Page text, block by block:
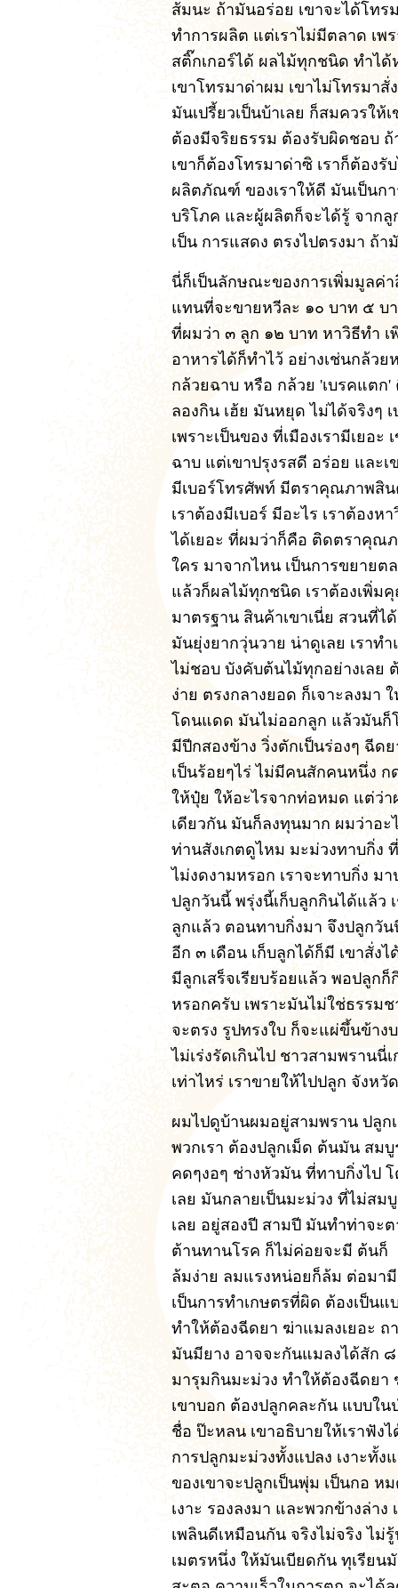
ส้มนะ ถ้ามันอร่อย เขาจะได้โทร
ทำการผลิต แต่เราไม่มีตลาด เพ
สติ๊กเกอร์ได้ ผลไม้ทุกชนิด ทำไ
เขาโทรมาด่าผม เขาไม่โทรมา
มันเปรี้ยวเป็นบ้าเลย ก็สมควรให้เ
ต้องมีจริยธรรม ต้องรับผิดชอบ ถ้
เขาก็ต้องโทรมาด่าซิ เราก็ต้องรั
ผลิตภัณฑ์ ของเราให้ดี มันเป็นก
บริโภค และผู้ผลิตก็จะได้รู้ จากลู
เป็น การแสดง ตรงไปตรงมา ถ้า
นี่ก็เป็นลักษณะของการเพิ่มมูลค่
แทนที่จะขายหวีละ ๑๐ บาท ๕ บ
ที่ผมว่า ๓ ลูก ๑๒ บาท หาวิธีทำ
อาหารได้ก็ทำไว้ อย่างเช่นกล้ว
กล้วยฉาบ หรือ กล้วย 'เบรคแตก'
ลองกิน เฮ้ย มันหยุด ไม่ได้จริงๆ
เพราะเป็นของ ที่เมืองเรามีเยอ
ฉาบ แต่เขาปรุงรสดี อร่อย และ
มีเบอร์โทรศัพท์ มีตราคุณภาพสิ
เราต้องมีเบอร์ มีอะไร เราต้อง
ได้เยอะ ที่ผมว่าก็คือ ติดตราคุณภ
ใคร มาจากไหน เป็นการขยายต
แล้วก็ผลไม้ทุกชนิด เราต้องเพิ่ม
มาตรฐาน สินค้าเขาเนี่ย สวนที่ไ
มันยุ่งยากวุ่นวาย น่าดูเลย เรา
ไม่ชอบ บังคับต้นไม้ทุกอย่างเลย
ง่าย ตรงกลางยอด ก็เจาะลงมา
โดนแดด มันไม่ออกลูก แล้วมันก็
มีปีกสองข้าง วิ่งตักเป็นร่องๆ ฉีด
เป็นร้อยๆไร่ ไม่มีคนสักคนหนึ่ง
ให้ปุ๋ย ให้อะไรจากท่อหมด แต่
เดียวกัน มันก็ลงทุนมาก ผมว่าอ
ท่านสังเกตดูไหม มะม่วงทาบกิ่ง
ไม่งดงามหรอก เราจะทาบกิ่ง ม
ปลูกวันนี้ พรุ่งนี้เก็บลูกกินได้แล้ว
ลูกแล้ว ตอนทาบกิ่งมา จึงปลูกวัน
อีก ๓ เดือน เก็บลูกได้ก็มี เขาสั่ง
มีลูกเสร็จเรียบร้อยแล้ว พอปลูก
หรอกครับ เพราะมันไม่ใช่ธรรม
จะตรง รูปทรงใบ ก็จะแผ่ขึ้นข้าง
ไม่เร่งรัดเกินไป ชาวสามพรานนี่
เท่าไหร่ เราขายให้ไปปลูก จังห
ผมไปดูบ้านผมอยู่สามพราน ปลูก
พวกเรา ต้องปลูกเม็ด ต้นมัน สม
คดๆงอๆ ช่างหัวมัน ที่ทาบกิ่งไป
เลย มันกลายเป็นมะม่วง ที่ไม่ส
เลย อยู่สองปี สามปี มันทำท่าจะ
ต้านทานโรค ก็ไม่ค่อยจะมี ต้นก็
ล้มง่าย ลมแรงหน่อยก็ล้ม ต่อมา
เป็นการทำเกษตรที่ผิด ต้องเป็น
ทำให้ต้องฉีดยา ฆ่าแมลงเยอะ ถ
มันมียาง อาจจะกันแมลงได้สัก
มารุมกินมะม่วง ทำให้ต้องฉีดยา
เขาบอก ต้องปลูกคละกัน แบบใน
ชื่อ ป๊ะหลน เขาอธิบายให้เราฟัง
การปลูกมะม่วงทั้งแปลง เงาะทั้
ของเขาจะปลูกเป็นพุ่ม เป็นกอ ห
เงาะ รองลงมา และพวกข้างล่า
เพลินดีเหมือนกัน จริงไม่จริง ไม่
เมตรหนึ่ง ให้มันเบียดกัน ทุเรีย